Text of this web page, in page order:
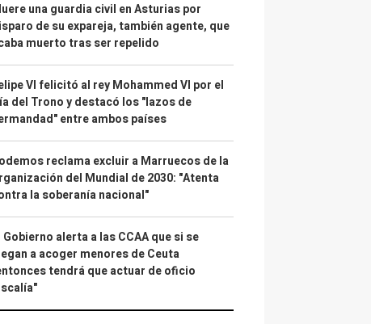
una guardia civil en Asturias por
de su expareja, también agente, que
muerto tras ser repelido
VI felicitó al rey Mohammed VI por el
del Trono y destacó los "lazos de
entre ambos países
reclama excluir a Marruecos de la
del Mundial de 2030: "Atenta
la soberanía nacional"
Gobierno alerta a las CCAA que si se
a acoger menores de Ceuta
tendrá que actuar de oficio